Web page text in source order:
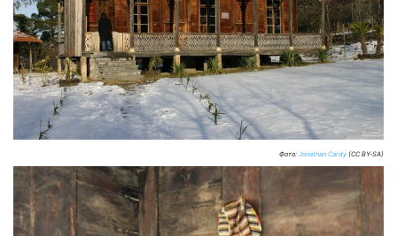
Фото: Jonathan Cardy (CC BY-SA)